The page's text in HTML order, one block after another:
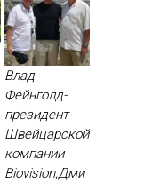
Влад
Фейнголд-
президент
Швейцарской
компании
Biovision,Дми